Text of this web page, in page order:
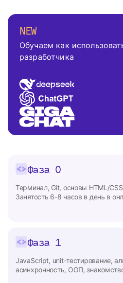
NEW
Обучаем как
разработчика
Фаза 0
Терминал, Git, основы HTML/
Занятость 6-8 часов в день в
Фаза 1
JavaScript, unit-тестирование,
асинхронность, ООП,